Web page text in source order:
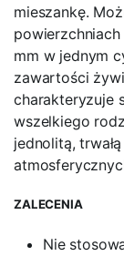
mieszankę.
mm w jednym
zawartości
charakteryzuje
wszelkiego
jednolitą,
ZALECENIA
Nie